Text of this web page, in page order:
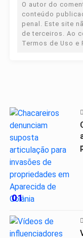
O autor do
conteúdo
penal. Este site
de terceiros. Ao
Termos de Uso e
01